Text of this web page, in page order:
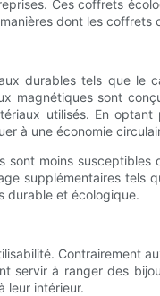
Ces coffrets
dont les
durables tels que
sont
utilisés. En
à une économie
moins
supplémentaires tels
durable et écologique.
Contrairement
servir à ranger des
leur intérieur.